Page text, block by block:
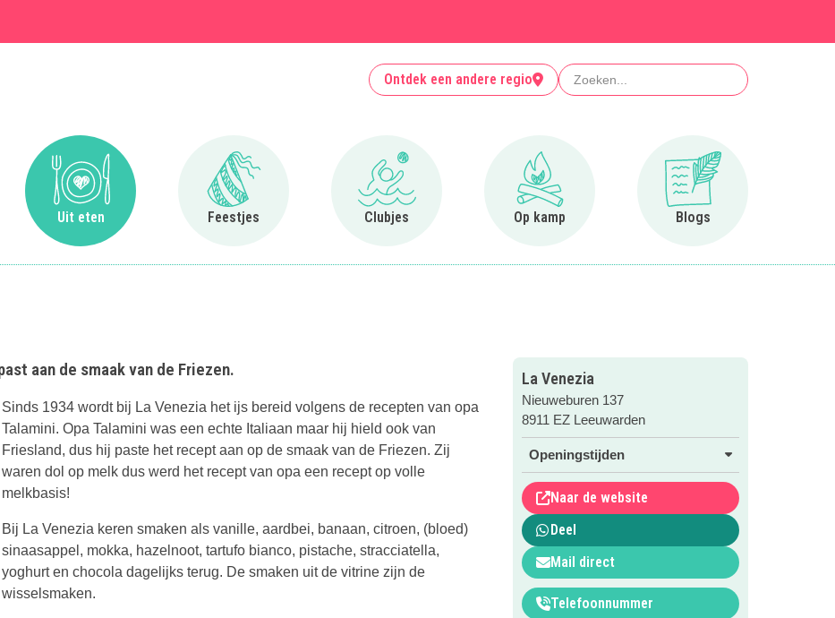
Ontdek een andere regio Zoeken
Uit eten
Ga naar Uit eten
Feestjes
Ga naar Feestjes
Clubjes
Ga naar Clubjes
Op kamp
Ga naar Op kamp
Blogs
Ga naar Blogs
aan de smaak van de Friezen.
Sinds 1934 wordt bij La Venezia het ijs bereid volgens de recepten van opa
Talamini. Opa Talamini was een echte Italiaan maar hij hield ook van
Friesland, dus hij paste het recept aan op de smaak van de Friezen. Zij
waren dol op melk dus werd het recept van opa een recept op volle
melkbasis!
Bij La Venezia keren smaken als vanille, aardbei, banaan, citroen, (bloed)
sinaasappel, mokka, hazelnoot, tartufo bianco, pistache, stracciatella,
yoghurt en chocola dagelijks terug. De smaken uit de vitrine zijn de
wisselsmaken.
La Venezia
Nieuweburen 137
8911 EZ Leeuwarden
Openingstijden
Naar de website
Deel
Mail direct
Telefoonnummer